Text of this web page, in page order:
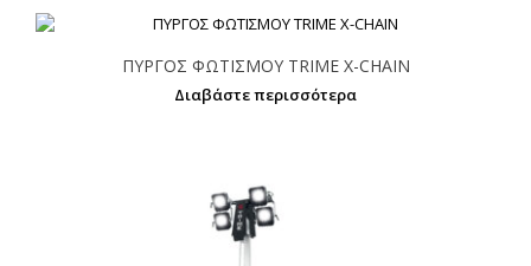
ΠΥΡΓΟΣ ΦΩΤΙΣΜΟΥ TRIME X-CHAIN
Διαβάστε περισσότερα